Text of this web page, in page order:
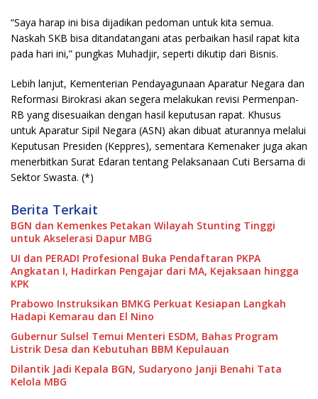
“Saya harap ini bisa dijadikan pedoman untuk kita semua.
Naskah SKB bisa ditandatangani atas perbaikan hasil rapat kita
pada hari ini,” pungkas Muhadjir, seperti dikutip dari Bisnis.
Lebih lanjut, Kementerian Pendayagunaan Aparatur Negara dan
Reformasi Birokrasi akan segera melakukan revisi Permenpan-
RB yang disesuaikan dengan hasil keputusan rapat. Khusus
untuk Aparatur Sipil Negara (ASN) akan dibuat aturannya melalui
Keputusan Presiden (Keppres), sementara Kemenaker juga akan
menerbitkan Surat Edaran tentang Pelaksanaan Cuti Bersama di
Sektor Swasta. (*)
Berita Terkait
BGN dan Kemenkes Petakan Wilayah Stunting Tinggi
untuk Akselerasi Dapur MBG
UI dan PERADI Profesional Buka Pendaftaran PKPA
Angkatan I, Hadirkan Pengajar dari MA, Kejaksaan hingga
KPK
Prabowo Instruksikan BMKG Perkuat Kesiapan Langkah
Hadapi Kemarau dan El Nino
Gubernur Sulsel Temui Menteri ESDM, Bahas Program
Listrik Desa dan Kebutuhan BBM Kepulauan
Dilantik Jadi Kepala BGN, Sudaryono Janji Benahi Tata
Kelola MBG